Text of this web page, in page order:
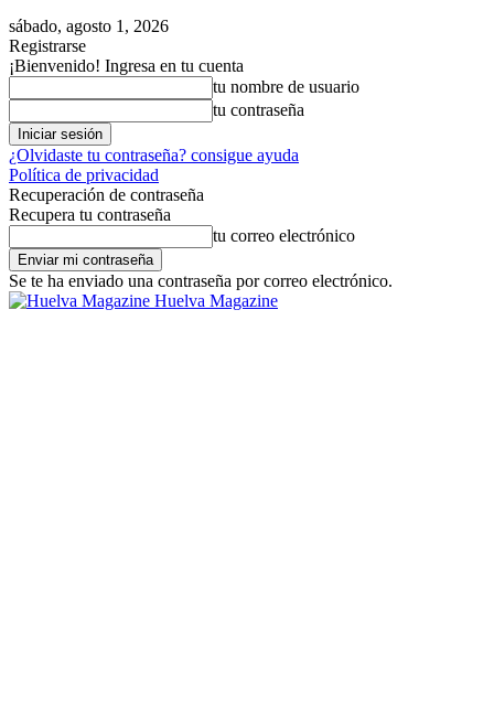
sábado, agosto 1, 2026
Registrarse
¡Bienvenido! Ingresa en tu cuenta
tu nombre de usuario
tu contraseña
¿Olvidaste tu contraseña? consigue ayuda
Política de privacidad
Recuperación de contraseña
Recupera tu contraseña
tu correo electrónico
Se te ha enviado una contraseña por correo electrónico.
Huelva Magazine